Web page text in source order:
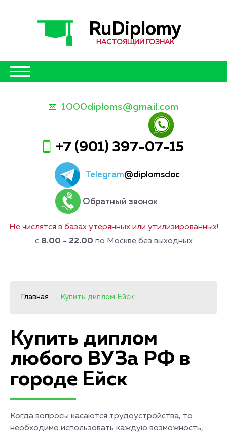
RuDiplomy
НАСТОЯЩИЙ ГОЗНАК
1000diploms@gmail.com
+7 (901) 397-07-15
Telegram@diplomsdoc
Обратный звонок
Не числятся в базах утерянных или утилизированных!
с 8.00 - 22.00 по Москве без выходных
Главная → Купить диплом Ейск
Купить диплом
любого ВУЗа РФ в
городе Ейск
Когда вопросы касаются трудоустройства, то
необходимо использовать каждую возможность,